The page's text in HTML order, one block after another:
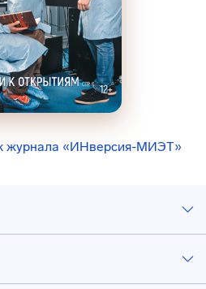
журнала «ИНверсия-МИЭТ»